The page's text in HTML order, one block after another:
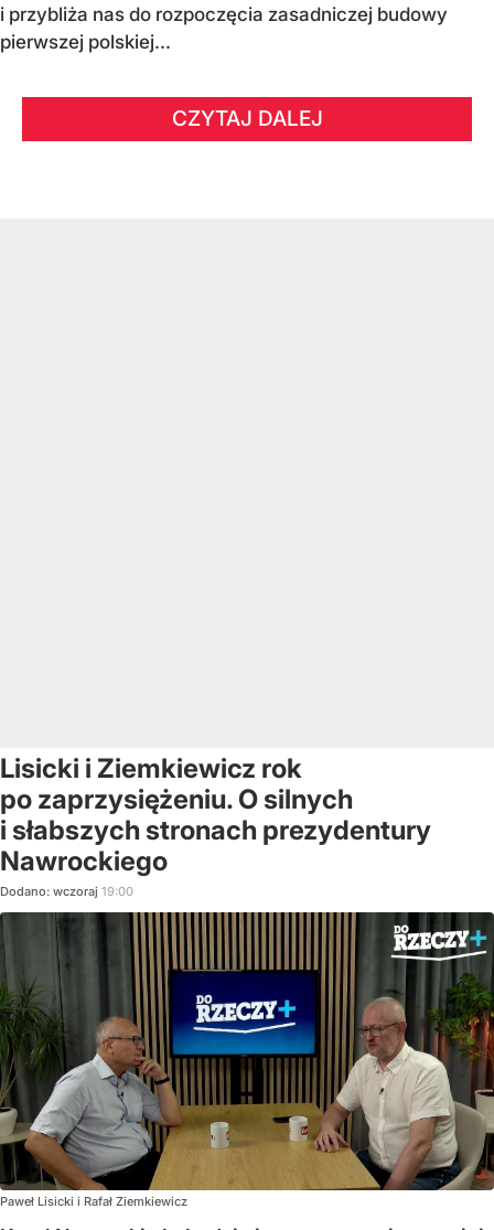
i przybliża nas do rozpoczęcia zasadniczej budowy
pierwszej polskiej...
CZYTAJ DALEJ
Lisicki i Ziemkiewicz rok
po zaprzysiężeniu. O silnych
i słabszych stronach prezydentury
Nawrockiego
Dodano: wczoraj 19:00
Paweł Lisicki i Rafał Ziemkiewicz